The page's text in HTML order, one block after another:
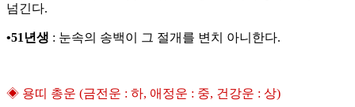
넘긴다.
•51년생 : 눈속의 송백이 그 절개를 변치 아니한다.
◈ 용띠 총운 (금전운 : 하, 애정운 : 중, 건강운 : 상)